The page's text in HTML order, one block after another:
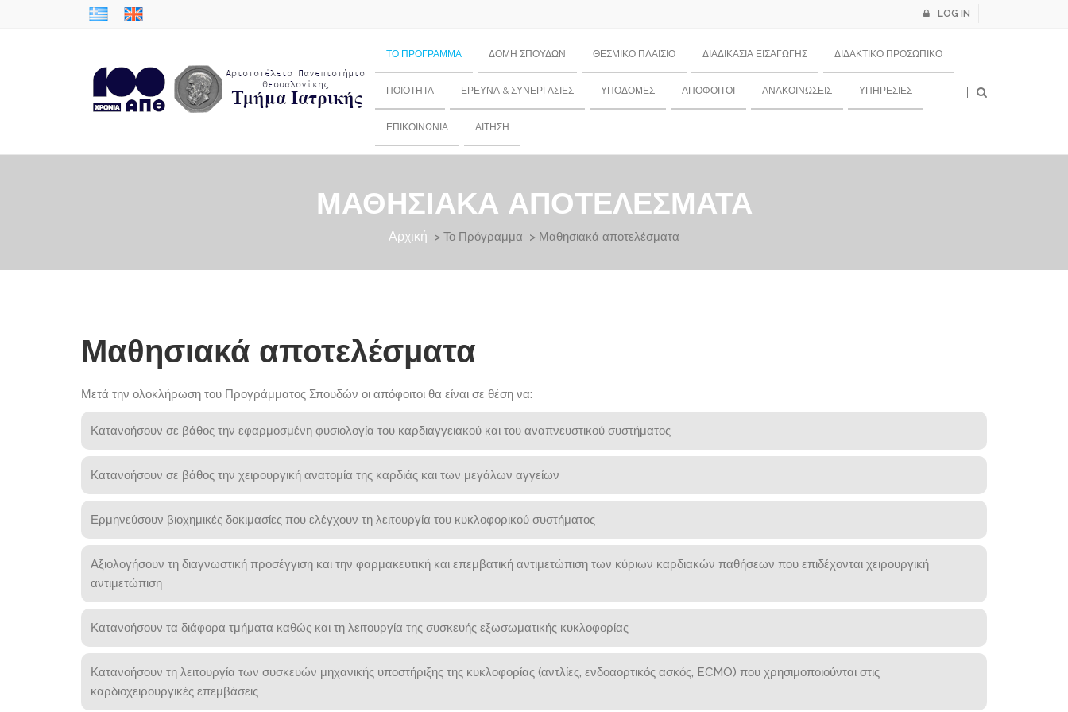
LOG IN
ΤΟ ΠΡΌΓΡΑΜΜΑ ΔΟΜΉ ΣΠΟΥΔΏΝ ΘΕΣΜΙΚΌ ΠΛΑΊΣΙΟ ΔΙΑΔΙΚΑΣΊΑ ΕΙΣΑΓΩΓΉΣ ΔΙΔΑΚΤΙΚΌ ΠΡΟΣΩΠΙΚΌ
ΠΟΙΌΤΗΤΑ ΈΡΕΥΝΑ & ΣΥΝΕΡΓΑΣΊΕΣ ΥΠΟΔΟΜΈΣ ΑΠΌΦΟΙΤΟΙ ΑΝΑΚΟΙΝΏΣΕΙΣ ΥΠΗΡΕΣΊΕΣ
ΕΠΙΚΟΙΝΩΝΊΑ ΑΊΤΗΣΗ
×
ΜΑΘΗΣΙΑΚΆ ΑΠΟΤΕΛΈΣΜΑΤΑ
Αρχική > Το Πρόγραμμα > Μαθησιακά αποτελέσματα
Μαθησιακά αποτελέσματα
Μετά την ολοκλήρωση του Προγράμματος Σπουδών οι απόφοιτοι θα είναι σε θέση να:
Κατανοήσουν σε βάθος την εφαρμοσμένη φυσιολογία του καρδιαγγειακού και του αναπνευστικού συστήματος
Κατανοήσουν σε βάθος την χειρουργική ανατομία της καρδιάς και των μεγάλων αγγείων
Ερμηνεύσουν βιοχημικές δοκιμασίες που ελέγχουν τη λειτουργία του κυκλοφορικού συστήματος
Αξιολογήσουν τη διαγνωστική προσέγγιση και την φαρμακευτική και επεμβατική αντιμετώπιση των κύριων καρδιακών παθήσεων που επιδέχονται χειρουργική
αντιμετώπιση
Κατανοήσουν τα διάφορα τμήματα καθώς και τη λειτουργία της συσκευής εξωσωματικής κυκλοφορίας
Κατανοήσουν τη λειτουργία των συσκευών μηχανικής υποστήριξης της κυκλοφορίας (αντλίες, ενδοαορτικός ασκός, ECMO) που χρησιμοποιούνται στις
καρδιοχειρουργικές επεμβάσεις